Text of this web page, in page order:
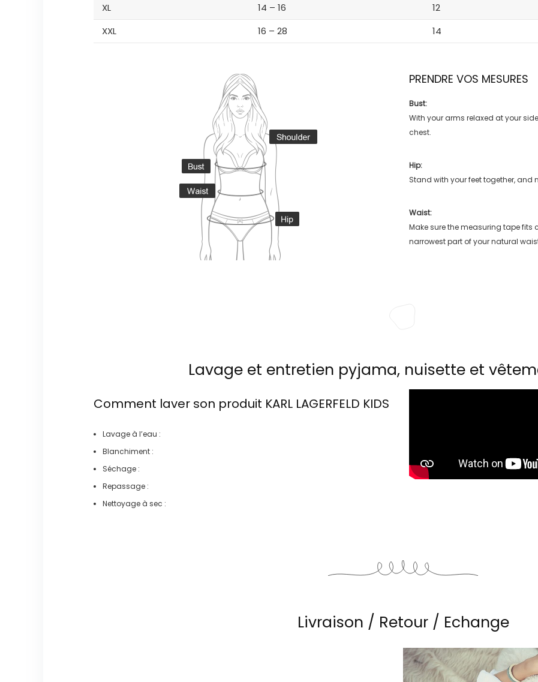
XL
14 – 16 12
XXL
16 – 28 14
PRENDRE VOS MESURES
Bust:
With your arms relaxed at your
chest.
Hip:
Stand with your feet together, and
Waist:
Make sure the measuring tape
narrowest part of your natural
Lavage et entretien pyjama, nuisette et
Comment laver son produit KARL LAGERFELD KIDS
Lavage à l’eau :
Blanchiment :
Séchage :
Repassage :
Nettoyage à sec :
Livraison / Retour / Echange